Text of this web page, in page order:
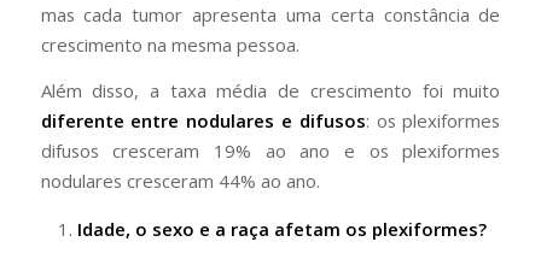
mas cada tumor apresenta uma certa constância de
crescimento na mesma pessoa.
Além disso, a taxa média de crescimento foi muito
diferente entre nodulares e difusos: os plexiformes
difusos cresceram 19% ao ano e os plexiformes
nodulares cresceram 44% ao ano.
Idade, o sexo e a raça afetam os plexiformes?